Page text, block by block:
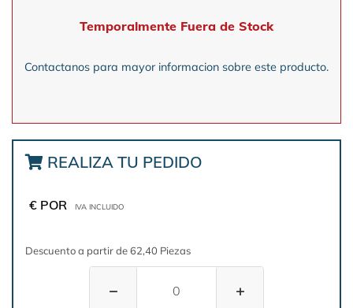
Temporalmente Fuera de Stock
Contactanos para mayor informacion sobre este producto.
REALIZA TU PEDIDO
€ POR IVA INCLUIDO
Descuento a partir de 62,40 Piezas
− +